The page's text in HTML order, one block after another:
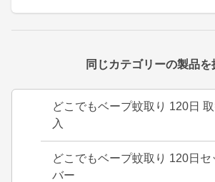
同じカテゴリーの製品を
どこでもベープ蚊取り 120日
入
どこでもベープ蚊取り 120日セ
バー